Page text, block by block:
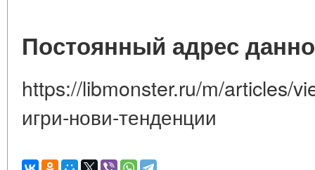
Постоянный адрес
https://libmonster.ru/m/articles/
игри-нови-тенденции